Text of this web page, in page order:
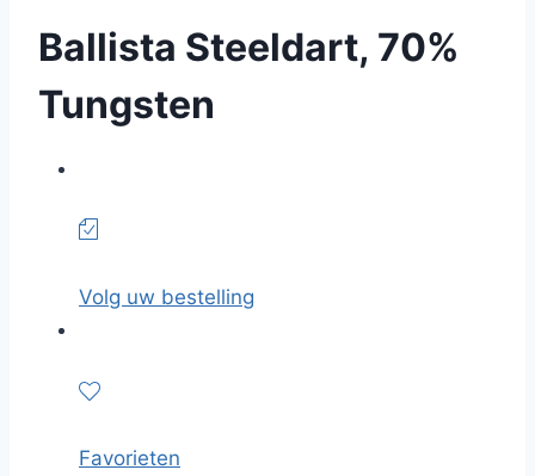
Ballista Steeldart, 70%
Tungsten
Volg uw bestelling
Favorieten